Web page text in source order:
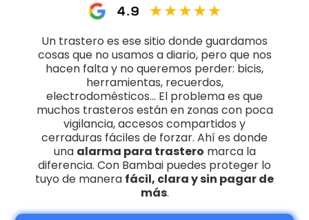
Un trastero es ese sitio donde guardamos
cosas que no usamos a diario, pero que nos
hacen falta y no queremos perder: bicis,
herramientas, recuerdos,
electrodomésticos… El problema es que
muchos trasteros están en zonas con poca
vigilancia, accesos compartidos y
cerraduras fáciles de forzar. Ahí es donde
una alarma para trastero marca la
diferencia. Con Bambai puedes proteger lo
tuyo de manera fácil, clara y sin pagar de
más.